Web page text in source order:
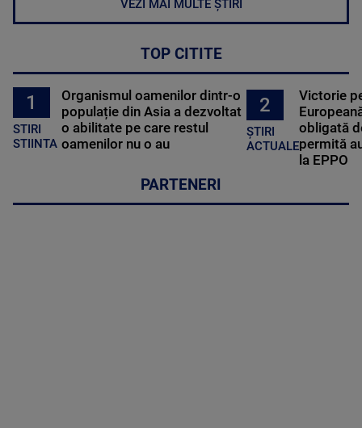
VEZI MAI MULTE ȘTIRI
TOP CITITE
1
STIRI
STIINTA
Organismul oamenilor dintr-o
populație din Asia a dezvoltat
o abilitate pe care restul
oamenilor nu o au
2
ȘTIRI
ACTUALE
Victorie
obligată
permită
la EPPO
PARTENERI